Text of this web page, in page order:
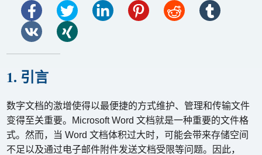
1. 引言
数字文档的激增使得以最便捷的方式维护、管理和传输文件
变得至关重要。Microsoft Word 文档就是一种重要的文件格
式。然而，当 Word 文档体积过大时，可能会带来存储空间
不足以及通过电子邮件附件发送文档受限等问题。因此，